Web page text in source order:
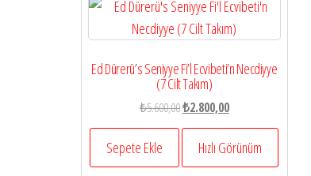
Ed Dürerü’s Seniyye Fi’l Ecvibeti’n Necdiyye
(7 Cilt Takım)
₺5.600,00Orijinal
fiyat:
₺5.600,00.
₺2.800,00Şu
andaki
fiyat:
₺2.800,00.
Sepete Ekle Hızlı Görünüm